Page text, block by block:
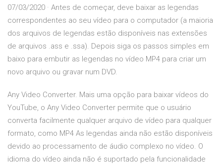
07/03/2020 · Antes de começar, deve baixar as legendas
correspondentes ao seu vídeo para o computador (a maioria
dos arquivos de legendas estão disponíveis nas extensões
de arquivos .ass e .ssa). Depois siga os passos simples em
baixo para embutir as legendas no vídeo MP4 para criar um
novo arquivo ou gravar num DVD.
Any Video Converter. Mais uma opção para baixar vídeos do
YouTube, o Any Video Converter permite que o usuário
converta facilmente qualquer arquivo de vídeo para qualquer
formato, como MP4 As legendas ainda não estão disponíveis
devido ao processamento de áudio complexo no vídeo. O
idioma do vídeo ainda não é suportado pela funcionalidade